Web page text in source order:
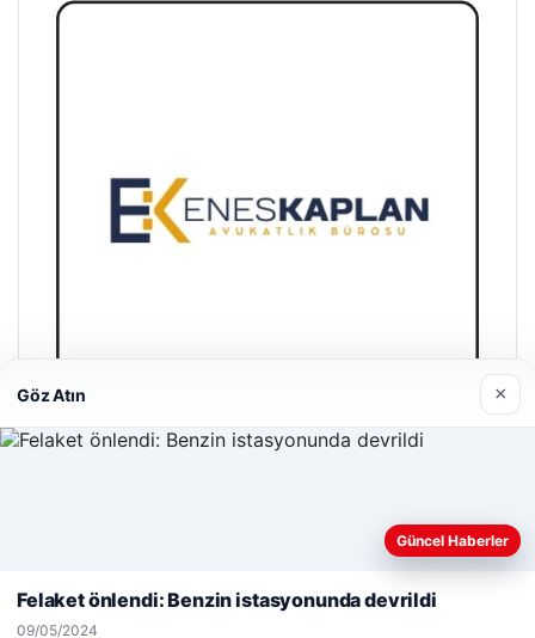
Web sitemizi nasıl kullandığınızı daha iyi anlayabilmek,
deneyiminizi kişiselleştirmek ve geliştirmek amacıyla çerezler
Göz Atın ×
Güncel Haberler
Felaket önlendi: Benzin istasyonunda devrildi
09/05/2024